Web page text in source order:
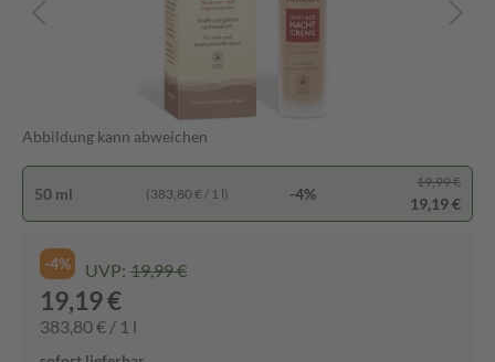
Abbildung kann abweichen
50 ml (383,80 € / 1 l) -4%
19,99 €
19,19 €
-4% UVP: 19,99 €
19,19 €
383,80 € / 1 l